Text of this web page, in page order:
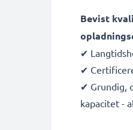
Bevist
✔
✔
✔ Grundig,
kapacitet -